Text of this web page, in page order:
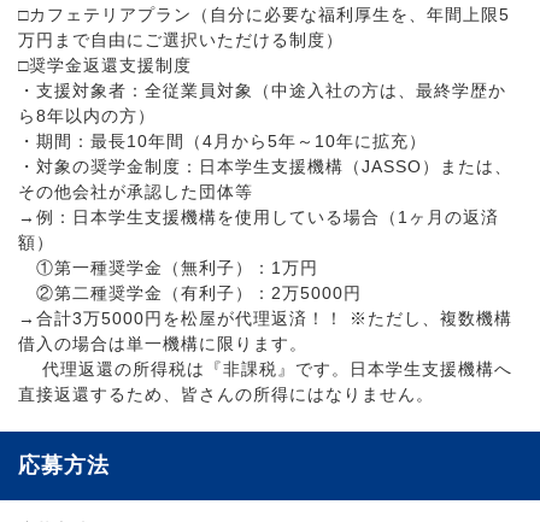
□カフェテリアプラン（自分に必要な福利厚生を、年間上限5
万円まで自由にご選択いただける制度）
□奨学金返還支援制度
・支援対象者：全従業員対象（中途入社の方は、最終学歴か
ら8年以内の方）
・期間：最長10年間（4月から5年～10年に拡充）
・対象の奨学金制度：日本学生支援機構（JASSO）または、
その他会社が承認した団体等
→例：日本学生支援機構を使用している場合（1ヶ月の返済
額）
①第一種奨学金（無利子）：1万円
②第二種奨学金（有利子）：2万5000円
→合計3万5000円を松屋が代理返済！！ ※ただし、複数機構
借入の場合は単一機構に限ります。
代理返還の所得税は『非課税』です。日本学生支援機構へ
直接返還するため、皆さんの所得にはなりません。
応募方法